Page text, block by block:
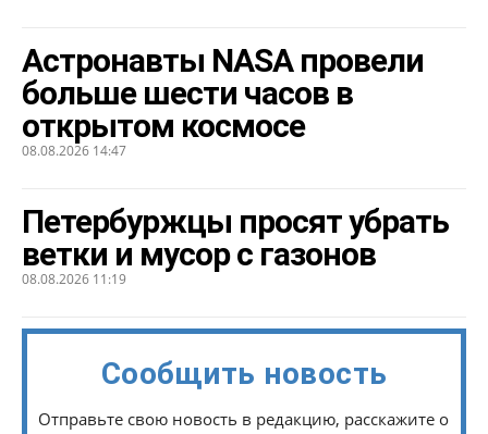
Астронавты NASA провели
больше шести часов в
открытом космосе
08.08.2026 14:47
Петербуржцы просят убрать
ветки и мусор с газонов
08.08.2026 11:19
Сообщить новость
Отправьте свою новость в редакцию, расскажите о